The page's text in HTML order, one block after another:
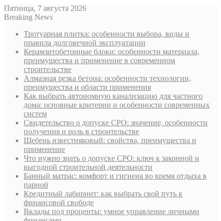
Пятница, 7 августа 2026
Breaking News
Тротуарная плитка: особенности выбора, виды и
правила долговечной эксплуатации
Керамзитобетонные блоки: особенности материала,
преимущества и применение в современном
строительстве
Алмазная резка бетона: особенности технологии,
преимущества и области применения
Как выбрать автономную канализацию для частного
дома: основные критерии и особенности современных
систем
Свидетельство о допуске СРО: значение, особенности
получения и роль в строительстве
Щебень известняковый: свойства, преимущества и
применение
Что нужно знать о допуске СРО: ключ к законной и
выгодной строительной деятельности
Банный матрас: комфорт и гигиена во время отдыха в
парной
Кредитный лабиринт: как выбрать свой путь к
финансовой свободе
Вклады под проценты: умное управление личными